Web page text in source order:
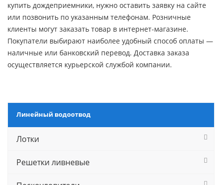
купить дождеприемники, нужно оставить заявку на сайте
или позвонить по указанным телефонам. Розничные
клиенты могут заказать товар в интернет-магазине.
Покупатели выбирают наиболее удобный способ оплаты —
наличные или банковский перевод. Доставка заказа
осуществляется курьерской службой компании.
Линейный водоотвод
Лотки
Решетки ливневые